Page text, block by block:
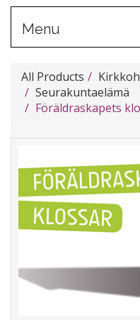
Menu
All Products
Seurakuntaelämä
Föräldraskapets